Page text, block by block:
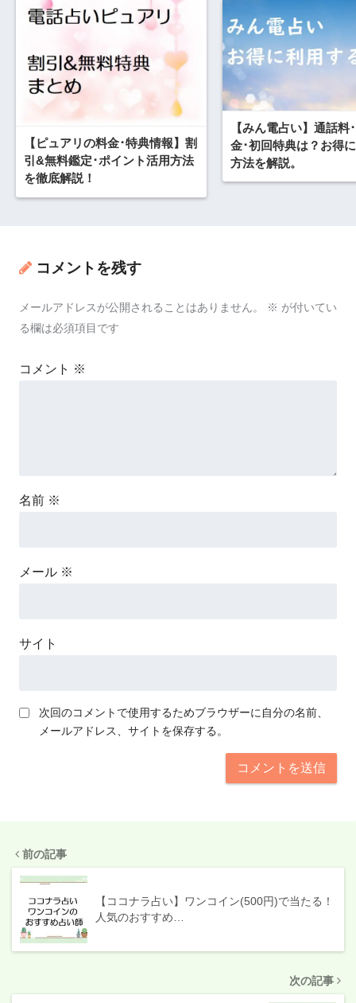
【ピュアリの料金･特典情報】割
引&無料鑑定･ポイント活用方法
を徹底解説！
【みん電占い】通話料
金･初回特典は？お得
方法を解説。
コメントを残す
メールアドレスが公開されることはありません。 ※ が付いてい
る欄は必須項目です
コメント ※
名前 ※
メール ※
サイト
次回のコメントで使用するためブラウザーに自分の名前、
メールアドレス、サイトを保存する。
前の記事
【ココナラ占い】ワンコイン(500円)で当たる！
人気のおすすめ…
次の記事